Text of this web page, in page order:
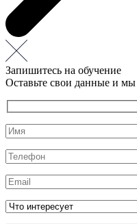
Запишитесь на обучение
Оставьте свои данные и